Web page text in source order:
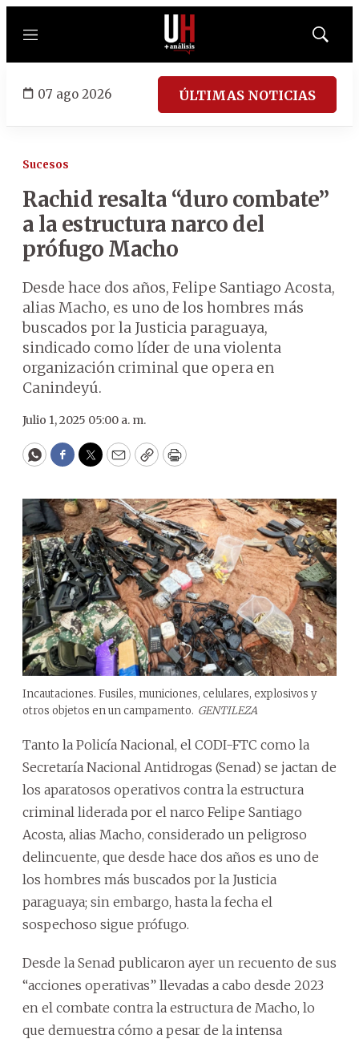
Menú
Mostrar
07 ago 2026 ÚLTIMAS NOTICIAS
Sucesos
Rachid resalta “duro combate”
a la estructura narco del
prófugo Macho
Desde hace dos años, Felipe Santiago Acosta,
alias Macho, es uno de los hombres más
buscados por la Justicia paraguaya,
sindicado como líder de una violenta
organización criminal que opera en
Canindeyú.
Julio 1, 2025 05:00 a. m.
WhatsApp
Facebook
Twitter
EmailCopyPrint
Incautaciones. Fusiles, municiones, celulares, explosivos y
otros objetos en un campamento. GENTILEZA
Tanto la Policía Nacional, el CODI-FTC como la
Secretaría Nacional Antidrogas (Senad) se jactan de
los aparatosos operativos contra la estructura
criminal liderada por el narco Felipe Santiago
Acosta, alias Macho, considerado un peligroso
delincuente, que desde hace dos años es uno de
los hombres más buscados por la Justicia
paraguaya; sin embargo, hasta la fecha el
sospechoso sigue prófugo.
Desde la Senad publicaron ayer un recuento de sus
“acciones operativas” llevadas a cabo desde 2023
en el combate contra la estructura de Macho, lo
que demuestra cómo a pesar de la intensa